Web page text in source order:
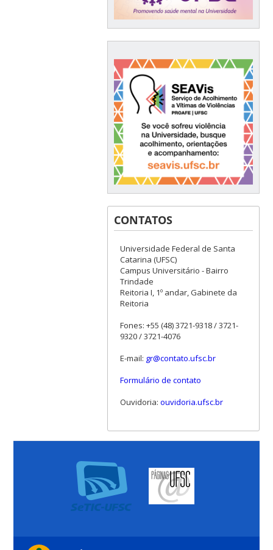
CONTATOS
Universidade Federal de Santa
Catarina (UFSC)
Campus Universitário - Bairro
Trindade
Reitoria I, 1º andar, Gabinete da
Reitoria
Fones: +55 (48) 3721-9318 / 3721-
9320 / 3721-4076
E-mail: gr@contato.ufsc.br
Formulário de contato
Ouvidoria: ouvidoria.ufsc.br